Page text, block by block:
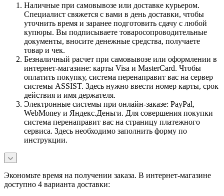
Наличные при самовывозе или доставке курьером.
Специалист свяжется с вами в день доставки, чтобы
уточнить время и заранее подготовить сдачу с любой
купюры. Вы подписываете товаросопроводительные
документы, вносите денежные средства, получаете
товар и чек.
Безналичный расчет при самовывозе или оформлении в
интернет-магазине: карты Visa и MasterCard. Чтобы
оплатить покупку, система перенаправит вас на сервер
системы ASSIST. Здесь нужно ввести номер карты, срок
действия и имя держателя.
Электронные системы при онлайн-заказе: PayPal,
WebMoney и Яндекс.Деньги. Для совершения покупки
система перенаправит вас на страницу платежного
сервиса. Здесь необходимо заполнить форму по
инструкции.
Экономьте время на получении заказа. В интернет-магазине
доступно 4 варианта доставки: